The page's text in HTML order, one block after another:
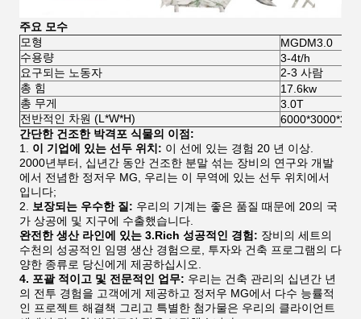
주요 모수
모형
MGDM3.0
수용량
3-4t/h
요구되는 노동자
2-3 사람
총 힘
17.6kw
총 무게
3.0T
전반적인 차원 (L*W*H)
간단한 건조한 박격포 식물의 이점:
1. 이 기업에 있는 선두 위치: 이 선에 있는 경험 20 년 이상.
2000년부터, 십년간 동안 건조한 분말 섞는 장비의 연구와 개발
에서 전념한 정저우 MG, 우리는 이 무역에 있는 선두 위치에서
입니다;
2. 보장되는 우수한 질: 우리의 기계는 좋은 품질 때문에 20의 국
가 상공에 및 지구에 수출했습니다.
완전한 생산 라인에 있는 3.Rich 성공적인 경험: 장비의 세트의
수천의 성공적인 임명 생산 경험으로, 투자와 건축 프로그램의 다
양한 종류로 당신에게 제공하십시오.
4. 포괄 적이고 및 전문적인 업무: 우리는 건축 관리의 십년간 년
의 전투 경험을 고객에게 제공하고 정저우 MG에서 다수 능률적
인 프로젝트 해결책 그리고 특별한 첨가물은 우리의 클라이언트